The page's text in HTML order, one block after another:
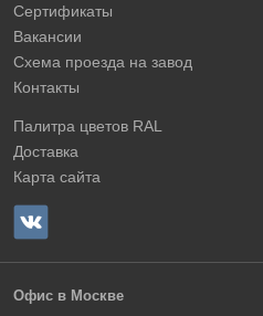
Сертификаты
Вакансии
Схема проезда на завод
Контакты
Палитра цветов RAL
Доставка
Карта сайта
Офис в Москве